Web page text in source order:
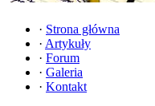
· Strona główna
· Artykuły
· Forum
· Galeria
· Kontakt